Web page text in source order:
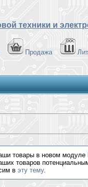
техники и
Продажа
товары в новом модуле
товаров
в эту тему.